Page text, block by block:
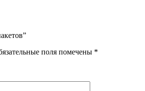
поля помечены *